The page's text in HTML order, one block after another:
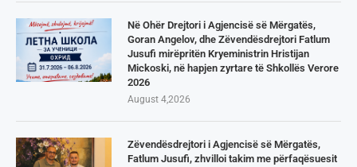
Në Ohër Drejtori i Agjencisë së Mërgatës,
Goran Angelov, dhe Zëvendësdrejtori Fatlum
Jusufi mirëpritën Kryeministrin Hristijan
Mickoski, në hapjen zyrtare të Shkollës Verore
2026
August 4,2026
Zëvendësdrejtori i Agjencisë së Mërgatës,
Fatlum Jusufi, zhvilloi takim me përfaqësuesit